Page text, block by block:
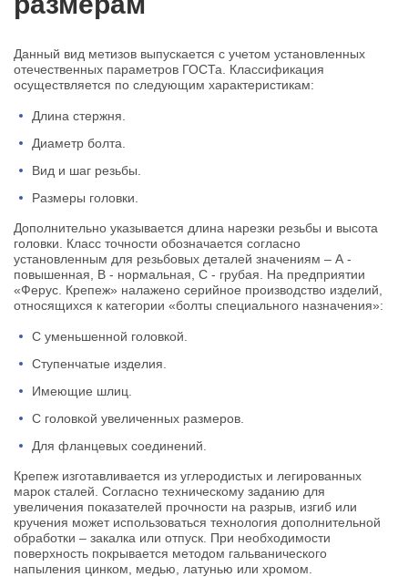
Данный вид метизов выпускается с учетом установленных
отечественных параметров ГОСТа. Классификация
осуществляется по следующим характеристикам:
Длина стержня.
Диаметр болта.
Вид и шаг резьбы.
Размеры головки.
Дополнительно указывается длина нарезки резьбы и высота
головки. Класс точности обозначается согласно
установленным для резьбовых деталей значениям – А -
повышенная, В - нормальная, С - грубая. На предприятии
«Ферус. Крепеж» налажено серийное производство изделий,
относящихся к категории «болты специального назначения»:
С уменьшенной головкой.
Ступенчатые изделия.
Имеющие шлиц.
С головкой увеличенных размеров.
Для фланцевых соединений.
Крепеж изготавливается из углеродистых и легированных
марок сталей. Согласно техническому заданию для
увеличения показателей прочности на разрыв, изгиб или
кручения может использоваться технология дополнительной
обработки – закалка или отпуск. При необходимости
поверхность покрывается методом гальванического
напыления цинком, медью, латунью или хромом.